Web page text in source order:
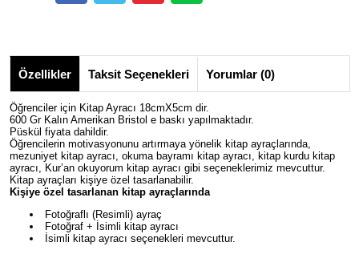
Özellikler Taksit Seçenekleri Yorumlar (0)
Öğrenciler için Kitap Ayracı 18cmX5cm dir.
600 Gr Kalın Amerikan Bristol e baskı yapılmaktadır.
Püskül fiyata dahildir.
Öğrencilerin motivasyonunu artırmaya yönelik kitap ayraçlarında,
mezuniyet kitap ayracı, okuma bayramı kitap ayracı, kitap kurdu kitap
ayracı, Kur’an okuyorum kitap ayracı gibi seçeneklerimiz mevcuttur.
Kitap ayraçları kişiye özel tasarlanabilir.
Kişiye özel tasarlanan kitap ayraçlarında
Fotoğraflı (Resimli) ayraç
Fotoğraf + İsimli kitap ayracı
İsimli kitap ayracı seçenekleri mevcuttur.